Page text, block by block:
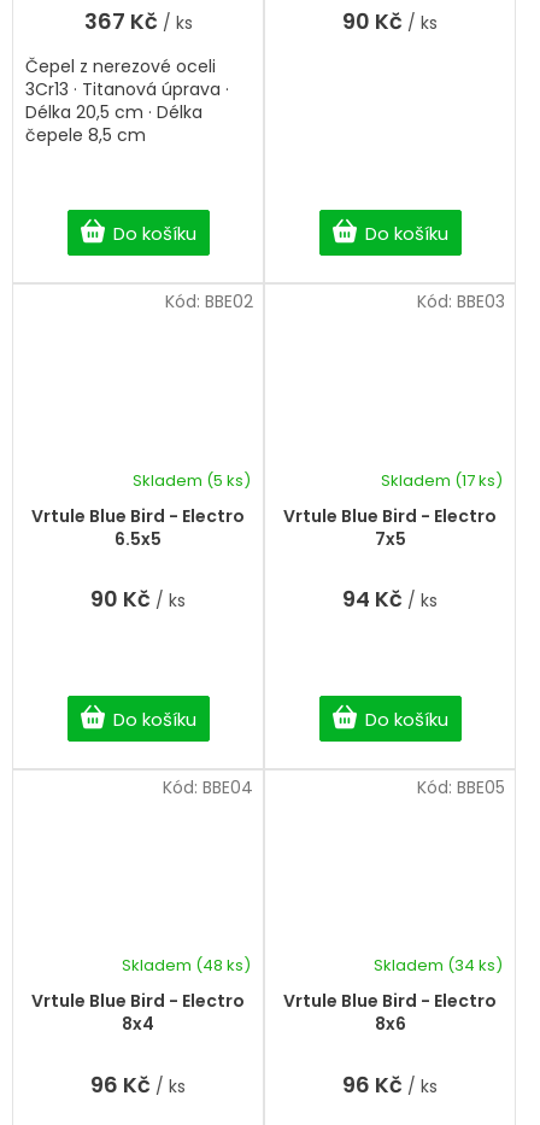
367 Kč / ks
Do košíku
Čepel z nerezové oceli
3Cr13 · Titanová úprava ·
Délka 20,5 cm · Délka
čepele 8,5 cm
90 Kč / ks
Do košíku
Vrtule Blue Bird - Electro
6.5x5
Skladem (5 ks)
90 Kč / ks
Do košíku
Kód: BBE02
Vrtule Blue Bird - Electro
7x5
Skladem (17 ks)
94 Kč / ks
Do košíku
Kód: BBE03
Vrtule Blue Bird - Electro
8x4
Skladem (48 ks)
96 Kč / ks
Kód: BBE04
Vrtule Blue Bird - Electro
8x6
Skladem (34 ks)
96 Kč / ks
Kód: BBE05